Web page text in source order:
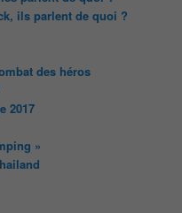
ils parlent de quoi ?
des héros
2017
»